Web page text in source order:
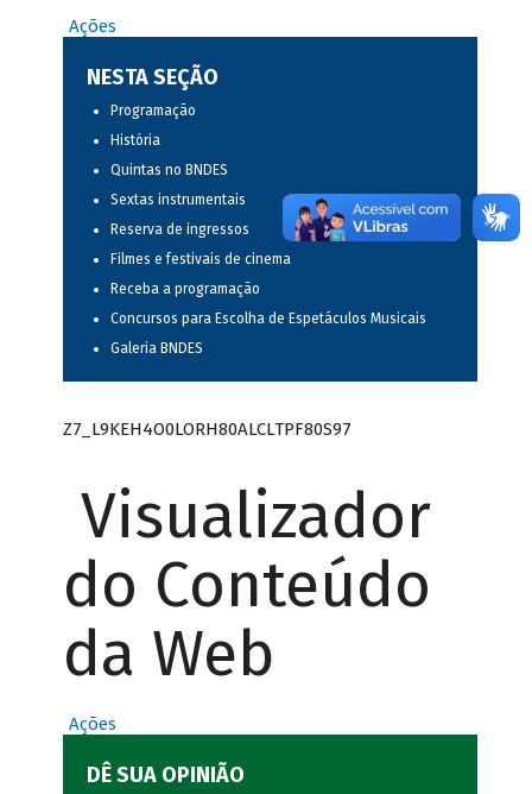
Ações
NESTA SEÇÃO
Programação
História
Quintas no BNDES
Sextas instrumentais
Reserva de ingressos
Filmes e festivais de cinema
Receba a programação
Concursos para Escolha de Espetáculos Musicais
Galeria BNDES
Z7_L9KEH4O0LORH80ALCLTPF80S97
Visualizador
do Conteúdo
da Web
Ações
DÊ SUA OPINIÃO